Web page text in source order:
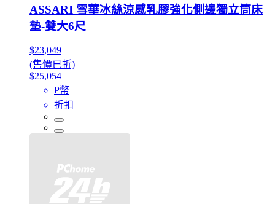
ASSARI 雪華冰絲涼感乳膠強化側邊獨立筒床
墊-雙大6尺
$23,049
(售價已折)
$25,054
P幣
折扣